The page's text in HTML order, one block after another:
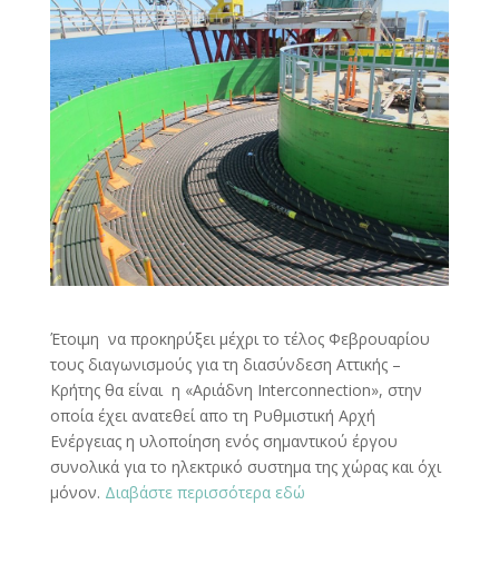
Έτοιμη να προκηρύξει μέχρι το τέλος Φεβρουαρίου
τους διαγωνισμούς για τη διασύνδεση Αττικής –
Κρήτης θα είναι η «Αριάδνη Interconnection», στην
οποία έχει ανατεθεί απο τη Ρυθμιστική Αρχή
Ενέργειας η υλοποίηση ενός σημαντικού έργου
συνολικά για το ηλεκτρικό συστημα της χώρας και όχι
μόνον. Διαβάστε περισσότερα εδώ